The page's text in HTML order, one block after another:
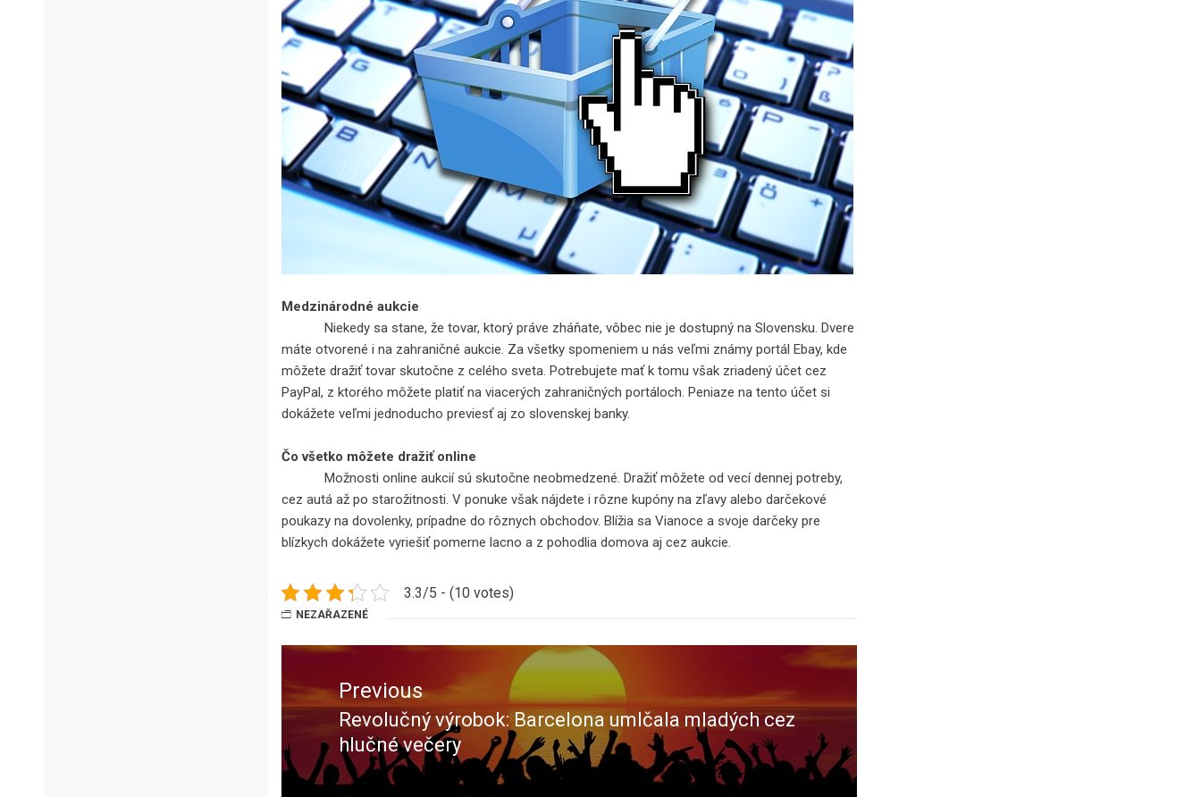
Medzinárodné aukcie
Niekedy sa stane, že tovar, ktorý práve zháňate, vôbec nie je dostupný na Slovensku. Dvere
máte otvorené i na zahraničné aukcie. Za všetky spomeniem u nás veľmi známy portál Ebay, kde
môžete dražiť tovar skutočne z celého sveta. Potrebujete mať k tomu však zriadený účet cez
PayPal, z ktorého môžete platiť na viacerých zahraničných portáloch. Peniaze na tento účet si
dokážete veľmi jednoducho previesť aj zo slovenskej banky.
Čo všetko môžete dražiť online
Možnosti online aukcií sú skutočne neobmedzené. Dražiť môžete od vecí dennej potreby,
cez autá až po starožitnosti. V ponuke však nájdete i rôzne kupóny na zľavy alebo darčekové
poukazy na dovolenky, prípadne do rôznych obchodov. Blížia sa Vianoce a svoje darčeky pre
blízkych dokážete vyriešiť pomerne lacno a z pohodlia domova aj cez aukcie.
3.3/5 - (10 votes)
NEZAŘAZENÉ
Navigace
pro
příspěvekPrevious
Previous
post:
Revolučný výrobok: Barcelona umlčala mladých cez
hlučné večery